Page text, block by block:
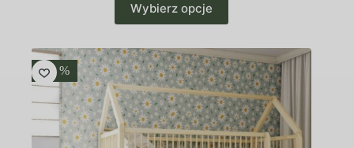
Wybierz opcje
produkt
ma
wariantów.
Opcje
można
wybrać
na
stronie
produktu
-15 %